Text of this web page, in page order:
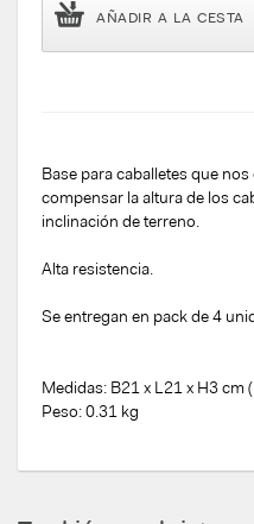
AÑADIR A LA CESTA
Base para caballetes que
compensar la altura de los
inclinación de terreno.
Alta resistencia.
Se entregan en pack de 4
Medidas: B21 x L21 x H3 cm
Peso: 0.31 kg